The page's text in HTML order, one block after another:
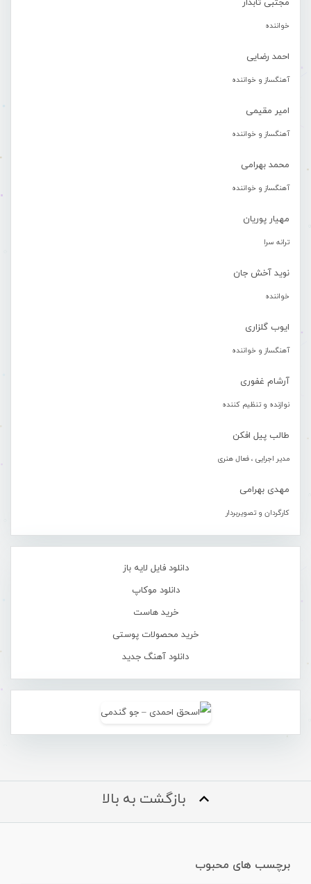
مجتبی تابدار
خواننده
احمد رضایی
آهنگساز و خواننده
امیر مقیمی
آهنگساز و خواننده
محمد بهرامی
آهنگساز و خواننده
مهیار پوریان
ترانه سرا
نوید آخش جان
خواننده
ایوب گلزاری
آهنگساز و خواننده
آرشام غفوری
نوازنده و تنظیم کننده
طالب پیل افکن
مدیر اجرایی ، فعال هنری
مهدی بهرامی
کارگردان و تصویربردار
دانلود فایل لایه باز
دانلود موکاپ
خرید هاست
خرید محصولات پوستی
دانلود آهنگ جدید
بازگشت به بالا
برچسب های محبوب